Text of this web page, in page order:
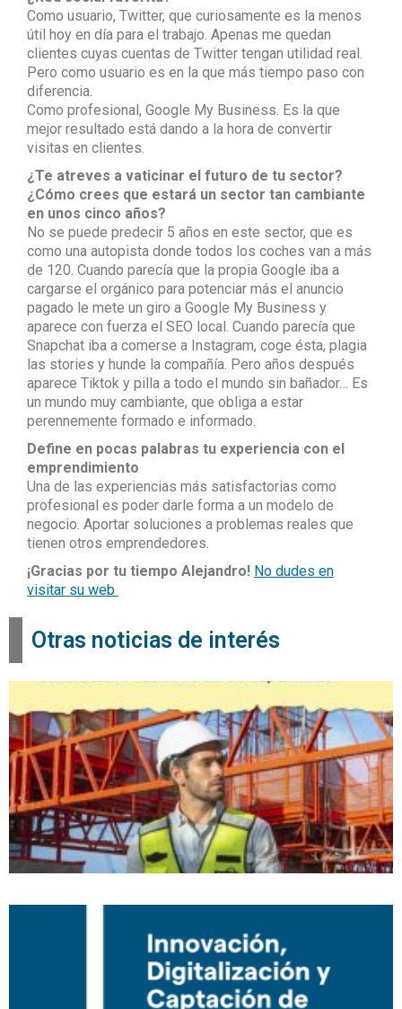
Como usuario, Twitter, que curiosamente es la menos
útil hoy en día para el trabajo. Apenas me quedan
clientes cuyas cuentas de Twitter tengan utilidad real.
Pero como usuario es en la que más tiempo paso con
diferencia.
Como profesional, Google My Business. Es la que
mejor resultado está dando a la hora de convertir
visitas en clientes.
¿Te atreves a vaticinar el futuro de tu sector?
¿Cómo crees que estará un sector tan cambiante
en unos cinco años?
No se puede predecir 5 años en este sector, que es
como una autopista donde todos los coches van a más
de 120. Cuando parecía que la propia Google iba a
cargarse el orgánico para potenciar más el anuncio
pagado le mete un giro a Google My Business y
aparece con fuerza el SEO local. Cuando parecía que
Snapchat iba a comerse a Instagram, coge ésta, plagia
las stories y hunde la compañía. Pero años después
aparece Tiktok y pilla a todo el mundo sin bañador… Es
un mundo muy cambiante, que obliga a estar
perennemente formado e informado.
Define en pocas palabras tu experiencia con el
emprendimiento
Una de las experiencias más satisfactorias como
profesional es poder darle forma a un modelo de
negocio. Aportar soluciones a problemas reales que
tienen otros emprendedores.
¡Gracias por tu tiempo Alejandro! No dudes en
visitar su web
Otras noticias de interés